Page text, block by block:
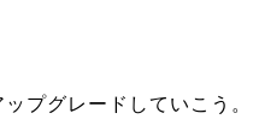
プグレードしていこう。